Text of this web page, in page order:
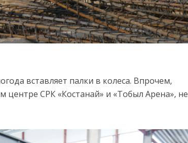
вставляет палки в колеса. Впрочем,
центре СРК «Костанай» и «Тобыл Арена», не